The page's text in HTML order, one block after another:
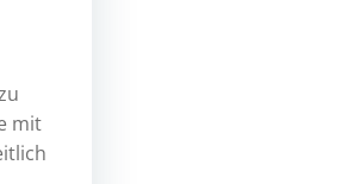
mit